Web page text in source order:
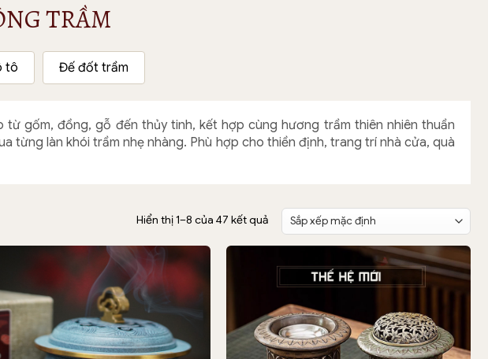
TRẦM
tô Đế đốt trầm
gốm, đồng, gỗ đến thủy tinh, kết hợp cùng hương trầm thiên nhiên thuần
từng làn khói trầm nhẹ nhàng. Phù hợp cho thiền định, trang trí nhà cửa, quà
Hiển thị 1–8 của 47 kết quả